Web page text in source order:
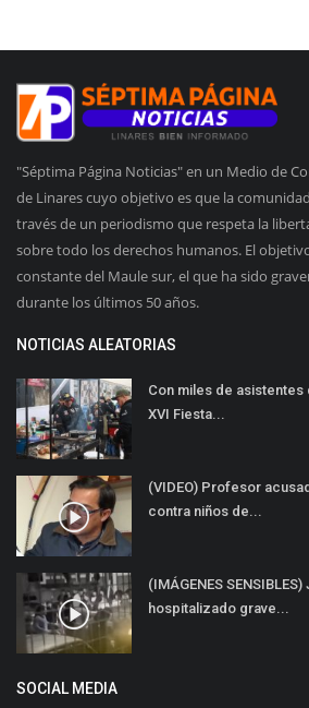
"Séptima Página Noticias" en un Medio de
de Linares cuyo objetivo es que la
través de un periodismo que respeta la
sobre todo los derechos humanos. El
constante del Maule sur, el que ha sido
durante los últimos 50 años.
NOTICIAS ALEATORIAS
Con miles de
XVI Fiesta...
(VIDEO) Profesor
contra niños de...
(IMÁGENES
hospitalizado grave...
SOCIAL MEDIA